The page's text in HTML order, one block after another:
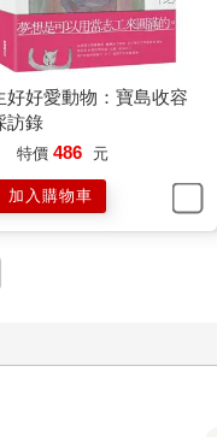
好好愛動物：寶島收容
訪錄
特價 486 元
加入購物車